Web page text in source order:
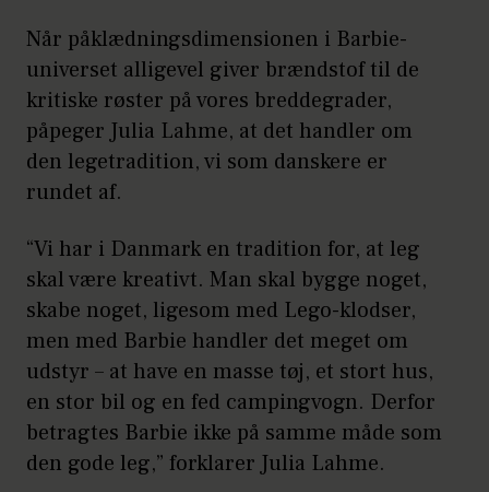
Når påklædningsdimensionen i Barbie-
universet alligevel giver brændstof til de
kritiske røster på vores breddegrader,
påpeger Julia Lahme, at det handler om
den legetradition, vi som danskere er
rundet af.
“Vi har i Danmark en tradition for, at leg
skal være kreativt. Man skal bygge noget,
skabe noget, ligesom med Lego-klodser,
men med Barbie handler det meget om
udstyr – at have en masse tøj, et stort hus,
en stor bil og en fed campingvogn. Derfor
betragtes Barbie ikke på samme måde som
den gode leg,” forklarer Julia Lahme.